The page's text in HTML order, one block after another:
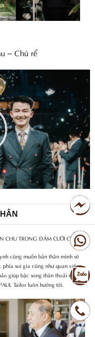
– Chú rể
Chơi
Video
CHU TRONG ĐÁM CƯỚI CỦA
cũng muốn bản thân mình sẽ
sui gia cũng như quan viên
giúp bậc song thân thoải mái,
Tailor luôn hướng tới.